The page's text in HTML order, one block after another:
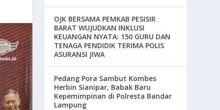
OJK BERSAMA PEMKAB PESISIR
BARAT WUJUDKAN INKLUSI
KEUANGAN NYATA: 150 GURU DAN
TENAGA PENDIDIK TERIMA POLIS
ASURANSI JIWA
Pedang Pora Sambut Kombes
Herbin Sianipar, Babak Baru
Kepemimpinan di Polresta Bandar
Lampung